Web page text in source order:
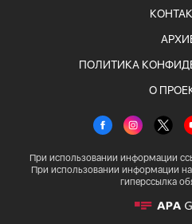
ПОЛИТИКА
О
При использовании информации
При использовании информации на
гиперссылка